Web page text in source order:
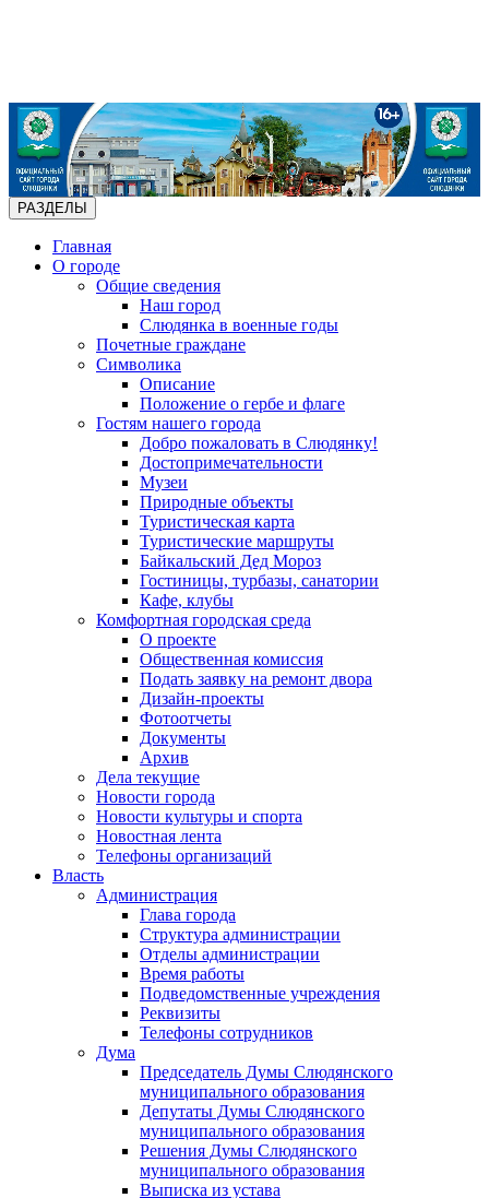
РАЗДЕЛЫ
Главная
О городе
Общие сведения
Наш город
Слюдянка в военные годы
Почетные граждане
Символика
Описание
Положение о гербе и флаге
Гостям нашего города
Добро пожаловать в Слюдянку!
Достопримечательности
Музеи
Природные объекты
Туристическая карта
Туристические маршруты
Байкальский Дед Мороз
Гостиницы, турбазы, санатории
Кафе, клубы
Комфортная городская среда
О проекте
Общественная комиссия
Подать заявку на ремонт двора
Дизайн-проекты
Фотоотчеты
Документы
Архив
Дела текущие
Новости города
Новости культуры и спорта
Новостная лента
Телефоны организаций
Власть
Администрация
Глава города
Структура администрации
Отделы администрации
Время работы
Подведомственные учреждения
Реквизиты
Телефоны сотрудников
Дума
Председатель Думы Слюдянского
муниципального образования
Депутаты Думы Слюдянского
муниципального образования
Решения Думы Слюдянского
муниципального образования
Выписка из устава